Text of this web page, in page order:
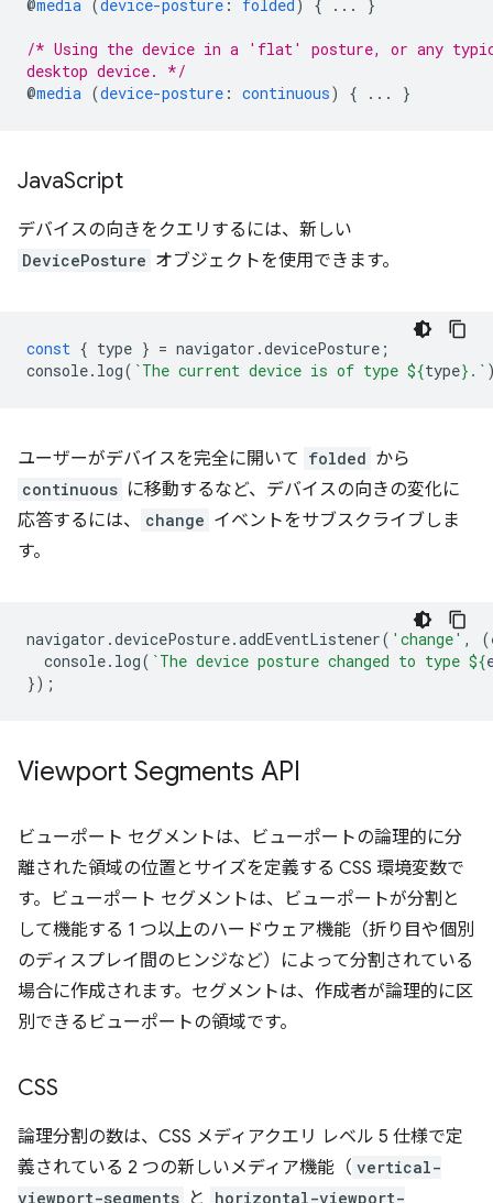
@media (device-posture : folded ) { ... }
/* Using the device in a 'flat' posture, or any
desktop device. */
@media (device-posture : continuous) { ... }
JavaScript
デバイスの向きをクエリするには、新しい
DevicePosture オブジェクトを使用できます。
const { type } = navigator .devicePosture ;
console. log( `The current device is of type ${type} .`
ユーザーがデバイスを完全に開いて folded から
continuous に移動するなど、デバイスの向きの変化に
応答するには、
change イベントをサブスクライブしま
す。
navigator .devicePosture.addEventListener( 'change' , (
console. log( `The device posture changed to type ${
});
Viewport Segments API
ビューポート セグメントは、ビューポートの論理的に分
離された領域の位置とサイズを定義する CSS 環境変数で
す。ビューポート セグメントは、ビューポートが分割と
して機能する 1 つ以上のハードウェア機能（折り目や個別
のディスプレイ間のヒンジなど）によって分割されている
場合に作成されます。セグメントは、作成者が論理的に区
別できるビューポートの領域です。
CSS
論理分割の数は、CSS メディアクエリ レベル 5 仕様で定
義されている 2 つの新しいメディア機能（ vertical-
viewport-segments と
horizontal-viewport-